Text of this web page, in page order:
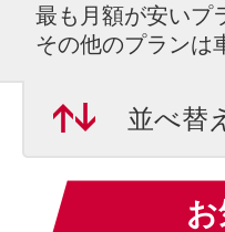
最も月額が安いプ
その他のプランは
並べ替え
お